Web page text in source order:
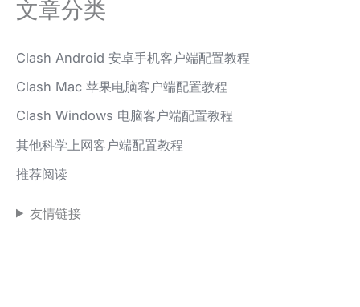
文章分类
Clash Android 安卓手机客户端配置教程
Clash Mac 苹果电脑客户端配置教程
Clash Windows 电脑客户端配置教程
其他科学上网客户端配置教程
推荐阅读
友情链接